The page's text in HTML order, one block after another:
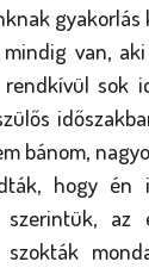
gyakorlás
van,
sok
bánom,
hogy én
az
szokták